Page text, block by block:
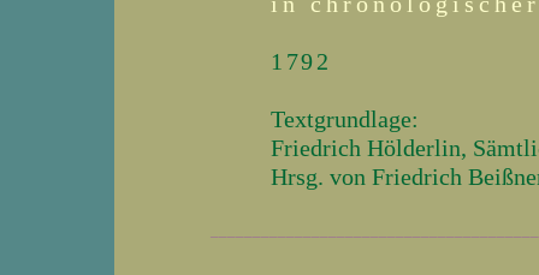
1792
Textgrundlage:
Friedrich Hölderlin,
Hrsg. von Friedrich